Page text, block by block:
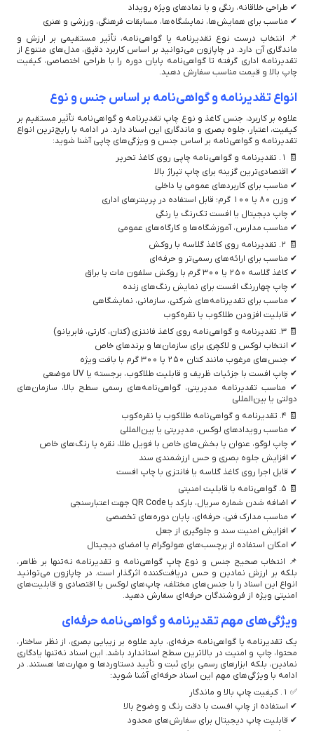
✔ طراحی خلاقانه، رنگی و با نمادهای ویژه رویداد
✔ مناسب برای همایش‌ها، نمایشگاه‌ها، مسابقات فرهنگی، ورزشی و هنری
📌 انتخاب درست نوع تقدیرنامه یا گواهی‌نامه، تأثیر مستقیمی بر ارزش و
ماندگاری آن دارد. در چاپازون می‌توانید بر اساس کاربرد دقیق، مدل‌های متنوع از
تقدیرنامه اداری گرفته تا گواهی‌نامه پایان دوره را با طراحی اختصاصی، کیفیت
چاپ بالا و قیمت مناسب سفارش دهید.
انواع تقدیرنامه و گواهی‌نامه بر اساس جنس و نوع
علاوه بر کاربرد، جنس کاغذ و نوع چاپ تقدیرنامه و گواهی‌نامه تأثیر مستقیم بر
کیفیت، اعتبار، جلوه بصری و ماندگاری این اسناد دارد. در ادامه با رایج‌ترین انواع
تقدیرنامه و گواهی‌نامه بر اساس جنس و ویژگی‌های چاپی آشنا شوید:
🧾 ۱. تقدیرنامه و گواهی‌نامه چاپی روی کاغذ تحریر
✔ اقتصادی‌ترین گزینه برای چاپ تیراژ بالا
✔ مناسب برای کاربردهای عمومی یا داخلی
✔ وزن ۸۰ یا ۱۰۰ گرم؛ قابل استفاده در پرینترهای اداری
✔ چاپ دیجیتال یا افست تک‌رنگ یا رنگی
✔ مناسب مدارس، آموزشگاه‌ها و کارگاه‌های عمومی
🧾 ۲. تقدیرنامه روی کاغذ گلاسه با روکش
✔ مناسب برای ارائه‌های رسمی‌تر و حرفه‌ای
✔ کاغذ گلاسه ۲۵۰ یا ۳۰۰ گرم با روکش سلفون مات یا براق
✔ چاپ چهاررنگ افست برای نمایش رنگ‌های زنده
✔ مناسب برای تقدیرنامه‌های شرکتی، سازمانی، نمایشگاهی
✔ قابلیت افزودن طلاکوب یا نقره‌کوب
🧾 ۳. تقدیرنامه و گواهی‌نامه روی کاغذ فانتزی (کتان، کارتی، فابریانو)
✔ انتخاب لوکس و لاکچری برای سازمان‌ها و برندهای خاص
✔ جنس‌های مرغوب مانند کتان ۲۵۰ یا ۳۰۰ گرم با بافت ویژه
✔ چاپ افست با جزئیات ظریف و قابلیت طلاکوب، برجسته یا UV موضعی
✔ مناسب تقدیرنامه مدیریتی، گواهی‌نامه‌های رسمی سطح بالا، سازمان‌های
دولتی یا بین‌المللی
🧾 ۴. تقدیرنامه و گواهی‌نامه طلاکوب یا نقره‌کوب
✔ مناسب رویدادهای لوکس، مدیریتی یا بین‌المللی
✔ چاپ لوگو، عنوان یا بخش‌های خاص با فویل طلا، نقره یا رنگ‌های خاص
✔ افزایش جلوه بصری و حس ارزشمندی سند
✔ قابل اجرا روی کاغذ گلاسه یا فانتزی با چاپ افست
🧾 ۵. گواهی‌نامه با قابلیت امنیتی
✔ اضافه شدن شماره سریال، بارکد یا QR Code جهت اعتبارسنجی
✔ مناسب مدارک فنی، حرفه‌ای، پایان دوره‌های تخصصی
✔ افزایش امنیت سند و جلوگیری از جعل
✔ امکان استفاده از برچسب‌های هولوگرام یا امضای دیجیتال
📌 انتخاب صحیح جنس و نوع چاپ گواهی‌نامه و تقدیرنامه نه‌تنها بر ظاهر،
بلکه بر ارزش نمادین و حس دریافت‌کننده اثرگذار است. در چاپازون می‌توانید
انواع این اسناد را با جنس‌های مختلف، چاپ‌های لوکس یا اقتصادی و قابلیت‌های
امنیتی ویژه از فروشندگان حرفه‌ای سفارش دهید.
ویژگی‌های مهم تقدیرنامه و گواهی‌نامه حرفه‌ای
یک تقدیرنامه یا گواهی‌نامه حرفه‌ای، باید علاوه بر زیبایی بصری، از نظر ساختار،
محتوا، چاپ و امنیت در بالاترین سطح استاندارد باشد. این اسناد نه‌تنها یادگاری
نمادین، بلکه ابزارهای رسمی برای ثبت و تأیید دستاوردها و مهارت‌ها هستند. در
ادامه با ویژگی‌های مهم این اسناد حرفه‌ای آشنا شوید:
✅ ۱. کیفیت چاپ بالا و ماندگار
✔ استفاده از چاپ افست با دقت رنگ و وضوح بالا
✔ قابلیت چاپ دیجیتال برای سفارش‌های محدود